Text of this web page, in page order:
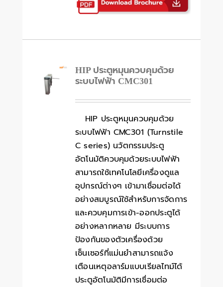
HIP ประตูหมุนควบคุมด้วย
ระบบไฟฟ้า CMC301
HIP ประตูหมุนควบคุมด้วย
ระบบไฟฟ้า CMC301 (Turnstile
C series) นวัตกรรมประตู
อัตโนมัติควบคุมด้วยระบบไฟฟ้า
สามารถใช้เทคโนโลยีเครื่องดูแล
อุปกรณ์ต่างๆ เข้ามาเชื่อมต่อได้
อย่างสมบูรณ์ใช้สำหรับการจัดการ
และควบคุมการเข้า-ออกประตูได้
อย่างหลากหลาย มีระบบการ
ป้องกันของตัวเครื่องด้วย
เซ็นเซอร์ที่แม่นยำสามารถแจ้ง
เตือนเหตุอลาร์มแบบเรียลไทม์ได้
ประตูอัตโนมัติมีการเชื่อมต่อ